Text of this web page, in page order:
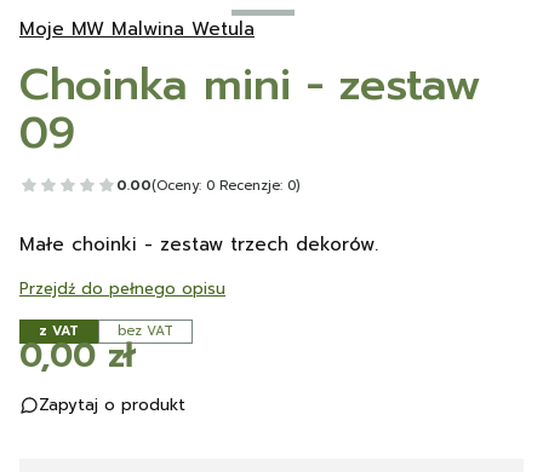
Moje MW Malwina Wetula
Choinka mini - zestaw
09
0.00(Oceny: 0 Recenzje: 0)
Małe choinki - zestaw trzech dekorów.
Przejdź do pełnego opisu
z VAT bez VAT
Cena
0,00 zł
Zapytaj o produkt